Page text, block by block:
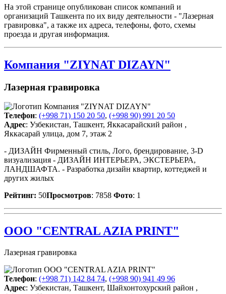
На этой странице опубликован список компаний и
организаций Ташкента по их виду деятельности - "Лазерная
гравировка", а также их адреса, телефоны, фото, схемы
проезда и другая информация.
Компания "ZIYNAT DIZAYN"
Лазерная гравировка
Телефон: (+998 71) 150 20 50, (+998 90) 991 20 50
Адрес: Узбекистан, Ташкент, Яккасарайский район ,
Яккасарай улица, дом 7, этаж 2
- ДИЗАЙН Фирменный стиль, Лого, брендирование, 3-D
визуализация - ДИЗАЙН ИНТЕРЬЕРА, ЭКСТЕРЬЕРА,
ЛАНДШАФТА. - Разработка дизайн квартир, коттеджей и
других жилых
Рейтинг: 50Просмотров: 7858 Фото: 1
OOO "CENTRAL AZIA PRINT"
Лазерная гравировка
Телефон: (+998 71) 142 84 74, (+998 90) 941 49 96
Адрес: Узбекистан, Ташкент, Шайхонтохурский район ,